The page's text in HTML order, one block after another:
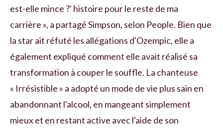
est-elle mince ?' histoire pour le reste de ma
carrière », a partagé Simpson, selon People. Bien que
la star ait réfuté les allégations d'Ozempic, elle a
également expliqué comment elle avait réalisé sa
transformation à couper le souffle. La chanteuse
« Irrésistible » a adopté un mode de vie plus sain en
abandonnant l'alcool, en mangeant simplement
mieux et en restant active avec l'aide de son